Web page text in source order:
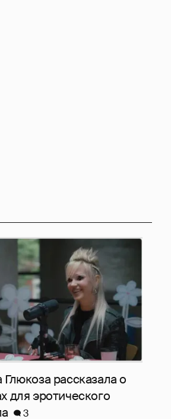
рассказала о
для эротического
3